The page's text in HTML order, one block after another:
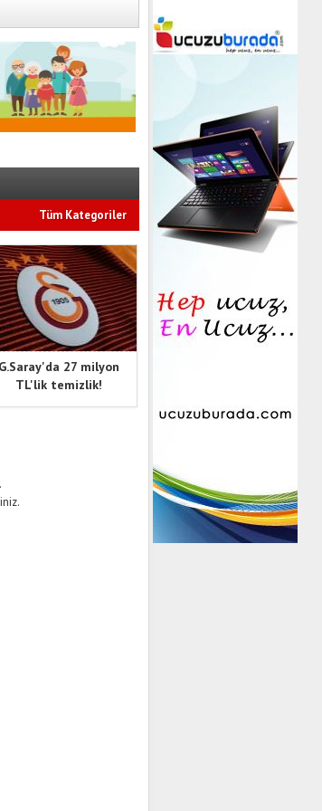
Tüm Kategoriler
G.Saray'da 27 milyon
TL'lik temizlik!